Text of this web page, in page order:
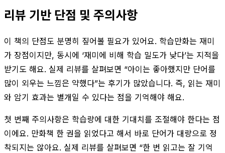
리뷰 기반 단점 및 주의사항
이 책의 단점도 분명히 짚어볼 필요가 있어요. 학습만화는 재미
가 장점이지만, 동시에 ‘재미에 비해 학습 밀도가 낮다’는 지적을
받기도 해요. 실제 리뷰를 살펴보면 “아이는 좋아했지만 단어를
많이 외우는 느낌은 약했다”는 후기가 많았습니다. 즉, 읽는 재미
와 암기 효과는 별개일 수 있다는 점을 기억해야 해요.
첫 번째 주의사항은 학습량에 대한 기대치를 조절해야 한다는 점
이에요. 만화책 한 권을 읽었다고 해서 바로 단어가 대량으로 정
착되지는 않아요. 실제 리뷰를 살펴보면 “한 번 읽고는 잘 기억